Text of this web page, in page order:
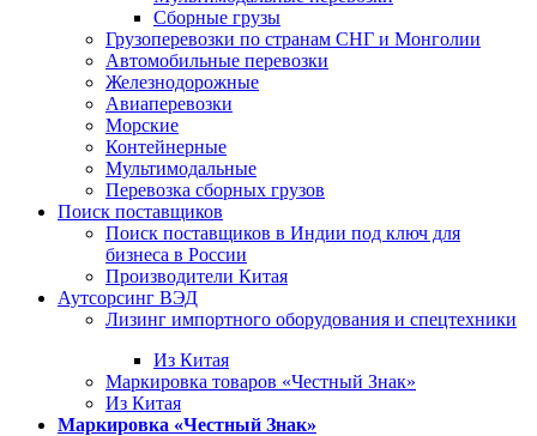
Сборные грузы
Грузоперевозки по странам СНГ и Монголии
Автомобильные перевозки
Железнодорожные
Авиаперевозки
Морские
Контейнерные
Мультимодальные
Перевозка сборных грузов
Поиск поставщиков
Поиск поставщиков в Индии под ключ для
бизнеса в России
Производители Китая
Аутсорсинг ВЭД
Лизинг импортного оборудования и спецтехники
Из Китая
Маркировка товаров «Честный Знак»
Из Китая
Маркировка «Честный Знак»